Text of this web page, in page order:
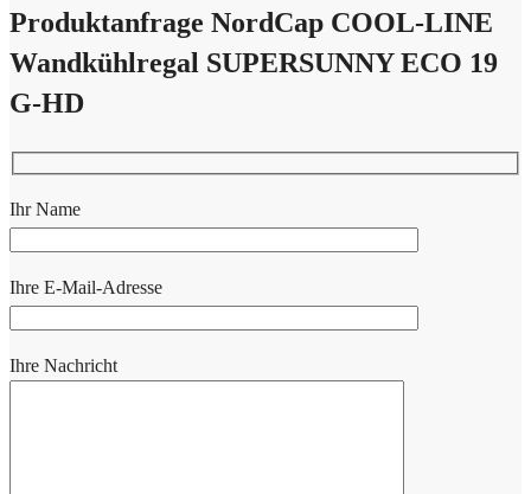
Produktanfrage NordCap COOL-LINE
Wandkühlregal SUPERSUNNY ECO 19
G-HD
Ihr Name
Ihre E-Mail-Adresse
Ihre Nachricht